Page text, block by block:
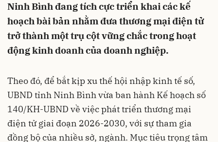
Ninh Bình đang tích cực triển khai các kế
hoạch bài bản nhằm đưa thương mại điện tử
trở thành một trụ cột vững chắc trong hoạt
động kinh doanh của doanh nghiệp.
Theo đó, để bắt kịp xu thế hội nhập kinh tế số,
UBND tỉnh Ninh Bình vừa ban hành Kế hoạch số
140/KH-UBND về việc phát triển thương mại
điện tử giai đoạn 2026-2030, với sự tham gia
đồng bộ của nhiều sở, ngành. Mục tiêu trọng tâm
Hủy